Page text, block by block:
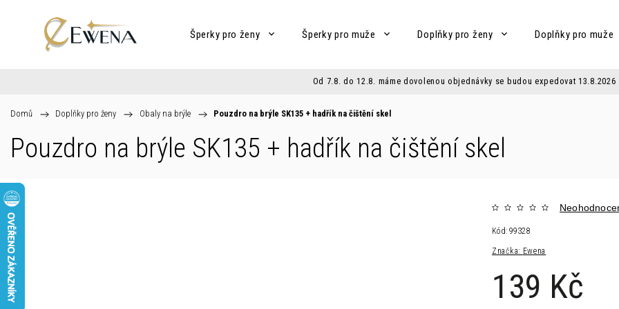
Šperky pro ženy Šperky pro muže Doplňky pro ženy Doplňky pro muže
Od 7.8. do 12.8. máme dovolenou objednávky se budou expedovat 13.8.2026
Domů / Doplňky pro ženy / Obaly na brýle / Pouzdro na brýle SK135 + hadřík na čištění skel
Pouzdro na brýle SK135 + hadřík na čištění skel
Značka: Ewena
139 Kč
Kód: 99328